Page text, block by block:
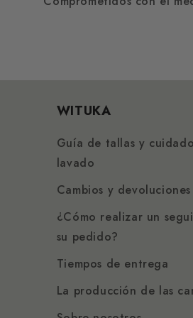
WITUKA
Guía de tallas y
lavado
Cambios y devoluciones
¿Cómo realizar un
su pedido?
Tiempos de entrega
La producción de las